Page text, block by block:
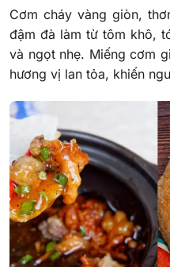
Cơm cháy vàng giòn,
đậm đà làm từ tôm khô,
và ngọt nhẹ. Miếng cơm
hương vị lan tỏa, khiến